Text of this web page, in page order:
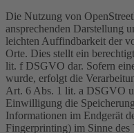
Die Nutzung von
ansprechenden Darstellung
leichten Auffindbarkeit der
Orte. Dies stellt ein
lit. f DSGVO dar. Sofern
wurde, erfolgt die
Art. 6 Abs. 1 lit. a DSGVO
Einwilligung die
Informationen im Endgerät
Fingerprinting) im Sinne